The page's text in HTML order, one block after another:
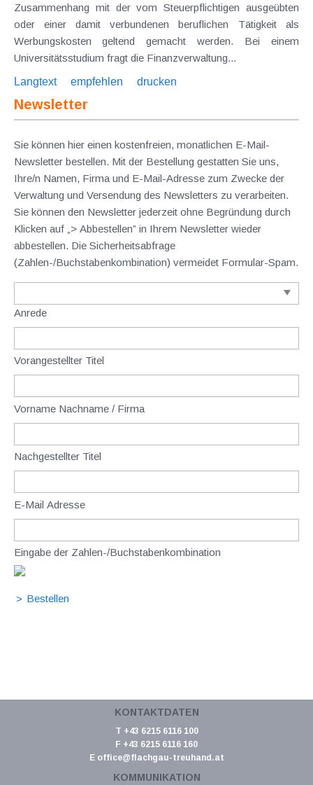
Zusammenhang mit der vom Steuerpflichtigen ausgeübten
oder einer damit verbundenen beruflichen Tätigkeit als
Werbungskosten geltend gemacht werden. Bei einem
Universitätsstudium fragt die Finanzverwaltung...
Langtext
empfehlen drucken
Newsletter
Sie können hier einen kostenfreien, monatlichen E-Mail-
Newsletter bestellen. Mit der Bestellung gestatten Sie uns,
Ihre/n Namen, Firma und E-Mail-Adresse zum Zwecke der
Verwaltung und Versendung des Newsletters zu verarbeiten.
Sie können den Newsletter jederzeit ohne Begründung durch
Klicken auf „> Abbestellen” in Ihrem Newsletter wieder
abbestellen. Die Sicherheitsabfrage
(Zahlen-/Buchstabenkombination) vermeidet Formular-Spam.
Anrede
Vorangestellter Titel
Vorname Nachname / Firma
Nachgestellter Titel
E-Mail Adresse
Eingabe der Zahlen-/Buchstabenkombination
KONTAKTDATEN
T +43 6215 6116 100
F +43 6215 6116 160
E office@flachgau-treuhand.at
KOMMUNIKATION